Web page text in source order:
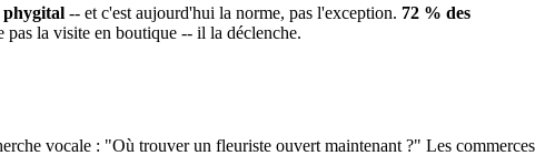
-- et c'est aujourd'hui la norme, pas l'exception. 72 % des
la visite en boutique -- il la déclenche.
vocale : "Où trouver un fleuriste ouvert maintenant ?" Les commerces